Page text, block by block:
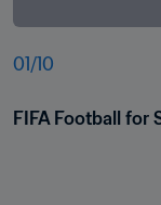
01 /10
FIFA Football for